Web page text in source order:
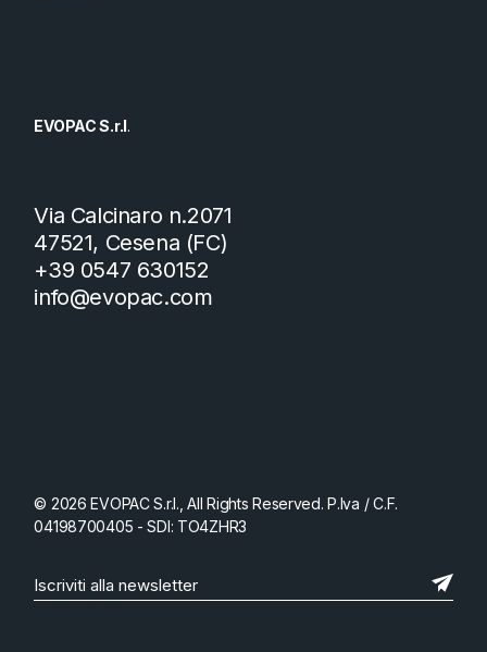
EVOPAC S.r.l.
Via Calcinaro n.2071
47521, Cesena (FC)
+39 0547 630152
info@evopac.com
© 2026 EVOPAC S.r.l., All Rights Reserved. P.Iva / C.F.
04198700405 - SDI: TO4ZHR3